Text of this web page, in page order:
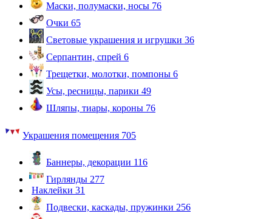
Маски, полумаски, носы 76
Очки 65
Световые украшения и игрушки 36
Серпантин, спрей 6
Трещетки, молотки, помпоны 6
Усы, ресницы, парики 49
Шляпы, тиары, короны 76
Украшения помещения 705
Баннеры, декорации 116
Гирлянды 277
Наклейки 31
Подвески, каскады, пружинки 256